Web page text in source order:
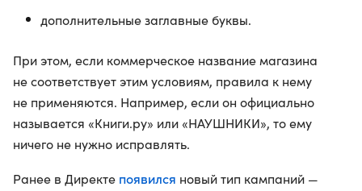
дополнительные заглавные буквы.
При этом, если коммерческое название магазина
не соответствует этим условиям, правила к нему
не применяются. Например, если он официально
называется «Книги.ру» или «НАУШНИКИ», то ему
ничего не нужно исправлять.
Ранее в Директе появился новый тип кампаний —